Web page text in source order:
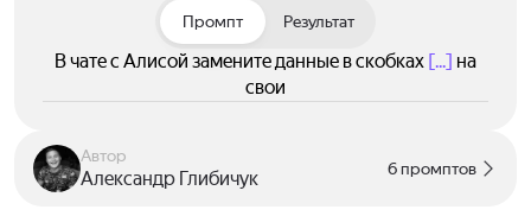
Промпт Результат
В чате с Алисой замените данные в скобках [...] на
свои
Автор
Александр Глибичук 6 промптов